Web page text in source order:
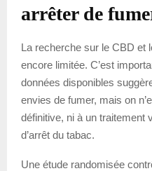
arrêter de
La recherche sur le CBD et
encore limitée. C’est
données disponibles
envies de fumer, mais on
définitive, ni à un traitement
d’arrêt du tabac.
Une étude randomisée